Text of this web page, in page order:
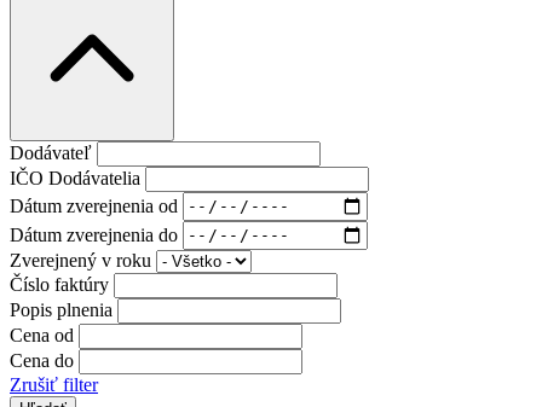
Dodávateľ
IČO Dodávatelia
Dátum zverejnenia od
Dátum zverejnenia do
Zverejnený v roku
Číslo faktúry
Popis plnenia
Cena od
Cena do
Zrušiť filter